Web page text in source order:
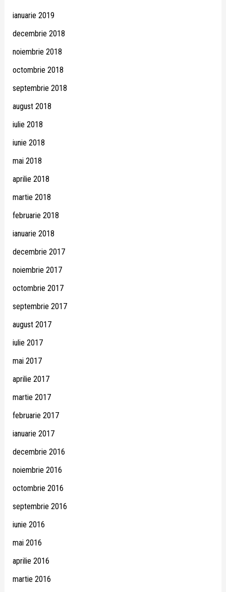
ianuarie 2019
decembrie 2018
noiembrie 2018
octombrie 2018
septembrie 2018
august 2018
iulie 2018
iunie 2018
mai 2018
aprilie 2018
martie 2018
februarie 2018
ianuarie 2018
decembrie 2017
noiembrie 2017
octombrie 2017
septembrie 2017
august 2017
iulie 2017
mai 2017
aprilie 2017
martie 2017
februarie 2017
ianuarie 2017
decembrie 2016
noiembrie 2016
octombrie 2016
septembrie 2016
iunie 2016
mai 2016
aprilie 2016
martie 2016